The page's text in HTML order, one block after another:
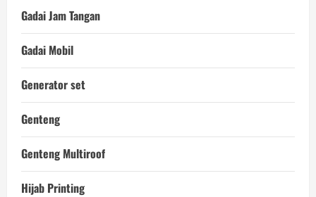
Gadai Jam Tangan
Gadai Mobil
Generator set
Genteng
Genteng Multiroof
Hijab Printing